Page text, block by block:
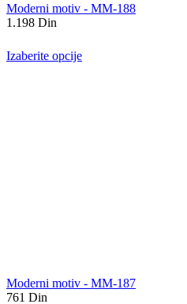
Moderni motiv - MM-188
1.198 Din
Izaberite opcije
Moderni motiv - MM-187
761 Din